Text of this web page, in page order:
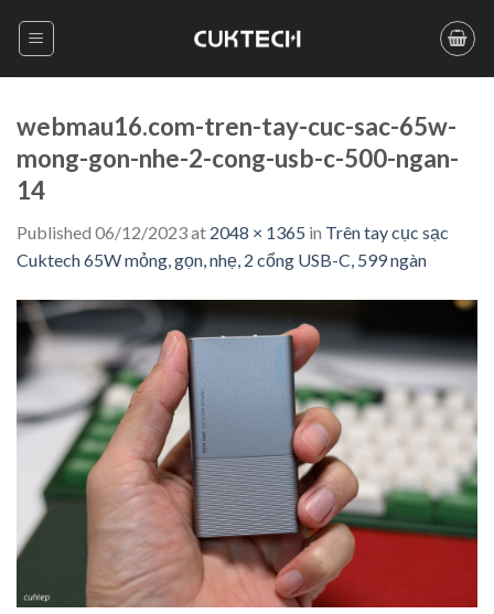
webmau16.com-tren-tay-cuc-sac-65w-
mong-gon-nhe-2-cong-usb-c-500-ngan-
14
Published 06/12/2023at 2048 × 1365 in Trên tay cục sạc
Cuktech 65W mỏng, gọn, nhẹ, 2 cổng USB-C, 599 ngàn